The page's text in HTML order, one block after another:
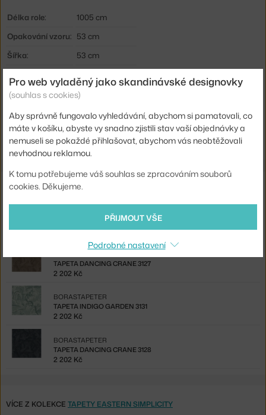
Délka role:
1005 cm
Opakování vzoru: 53 cm
Šířka:
53 cm
Materiál:
vliesová tapeta
Kód produktu
BOR-3101
EAN
7320094035881
Ze stejné kolekce
TAPETA DANCING CRANE 3129
2 202 Kč
TAPETA DANCING CRANE 3127
2 202 Kč
TAPETA INDIGO GARDEN 3131
BORASTAPETER
2 202 Kč
TAPETA DANCING CRANE 3128
BORASTAPETER
2 202 Kč
VÍCE Z KOLEKCE TAPETY EASTERN SIMPLICITY
Pro web vyladěný jako skandinávské designovky
(souhlas s cookies)
Aby správně fungovalo vyhledávání, abychom si pamatovali, co
máte v košíku, abyste vy snadno zjistili stav vaší objednávky a
nemuseli se pokaždé přihlašovat, abychom vás neobtěžovali
nevhodnou reklamou.
K tomu potřebujeme váš souhlas se zpracováním souborů
cookies. Děkujeme.
PŘIJMOUT VŠE
Podrobné nastavení